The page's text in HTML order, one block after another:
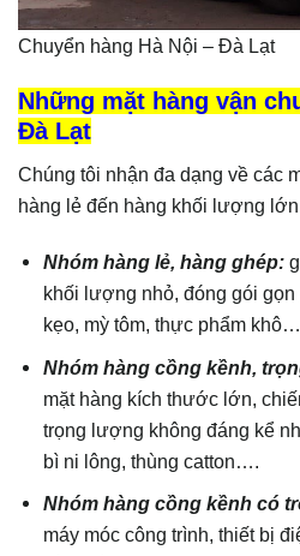
Chuyển hàng Hà Nội – Đà Lạt
Những mặt hàng vận
Đà Lạt
Chúng tôi nhận đa dạng về các
hàng lẻ đến hàng khối lượng
Nhóm hàng lẻ, hàng ghép:
khối lượng nhỏ, đóng gói
kẹo, mỳ tôm, thực phẩm khô…
Nhóm hàng cồng kềnh,
mặt hàng kích thước lớn,
trọng lượng không đáng kể
bì ni lông, thùng catton….
Nhóm hàng cồng kềnh có
máy móc công trình, thiết bị